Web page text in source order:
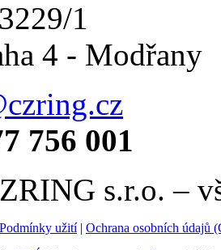
1
4 - Modřany
756 001
s.r.o. –
Podmínky užití| Ochrana osobních údajů